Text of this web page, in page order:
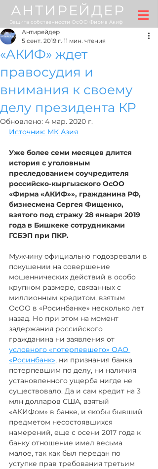
АНТИРЕЙДЕР
Защита собственности ОсОО Фирма Акиф
«АКИФ» ждет
правосудия и
внимания к своему
делу президента КР
Антирейдер
5 сент. 2019 г. 11 мин. чтения
Обновлено: 4 мар. 2020 г.
Источник: МК Азия
Уже более семи месяцев длится
история с уголовным
преследованием соучредителя
российско-кыргызского ОсОО
«Фирма «АКИФ»», гражданина РФ,
бизнесмена Сергея Фищенко,
взятого под стражу 28 января 2019
года в Бишкеке сотрудниками
ГСБЭП при ПКР.
Мужчину официально подозревали в
покушении на совершение
мошеннических действий в особо
крупном размере, связанных с
миллионным кредитом, взятым
ОсОО в «Росинбанке» несколько лет
назад. Но при этом на момент
задержания российского
гражданина ни заявления от
условного «потерпевшего» ОАО
«Росинбанк», ни признания банка
потерпевшим по делу, ни наличия
установленного ущерба нигде не
существовало. Да и сам кредит на 3
млн долларов США, взятый
«АКИФом» в банке, и якобы бывший
предметом несостоявшихся
намерений, еще с осени 2017 года к
банку отношение имел весьма
малое, так как был передан по
уступке прав требования третьим